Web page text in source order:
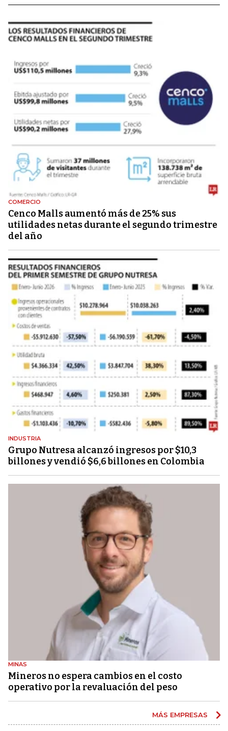
COMERCIO
Cenco Malls aumentó más de 25% sus
utilidades netas durante el segundo trimestre
del año
INDUSTRIA
Grupo Nutresa alcanzó ingresos por $10,3
billones y vendió $6,6 billones en Colombia
MINAS
Mineros no espera cambios en el costo
operativo por la revaluación del peso
MÁS EMPRESAS